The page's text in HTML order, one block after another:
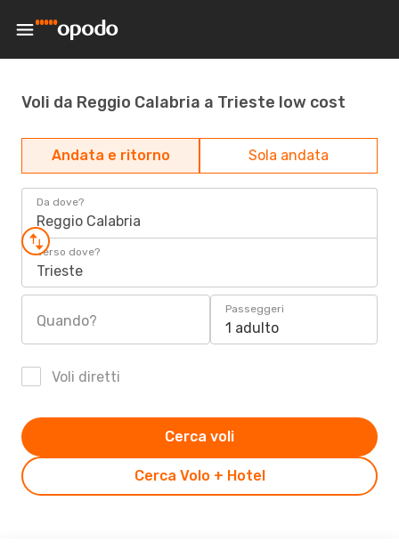
Voli da Reggio Calabria a Trieste low cost
Andata e ritorno Sola andata
Da dove?
Reggio Calabria
Verso dove?
Trieste
Quando?
Passeggeri
1 adulto
Voli diretti
Cerca Volo + Hotel
Cerca voli